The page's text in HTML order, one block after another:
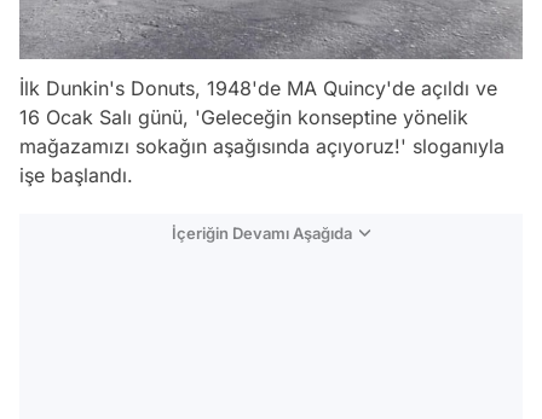
İlk Dunkin's Donuts, 1948'de MA Quincy'de açıldı ve
16 Ocak Salı günü, 'Geleceğin konseptine yönelik
mağazamızı sokağın aşağısında açıyoruz!' sloganıyla
işe başlandı.
İçeriğin Devamı Aşağıda